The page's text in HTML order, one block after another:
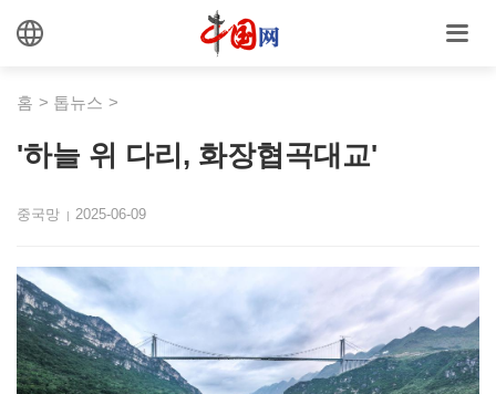
홈 > 톱뉴스 >
'하늘 위 다리, 화장협곡대교'
중국망 | 2025-06-09